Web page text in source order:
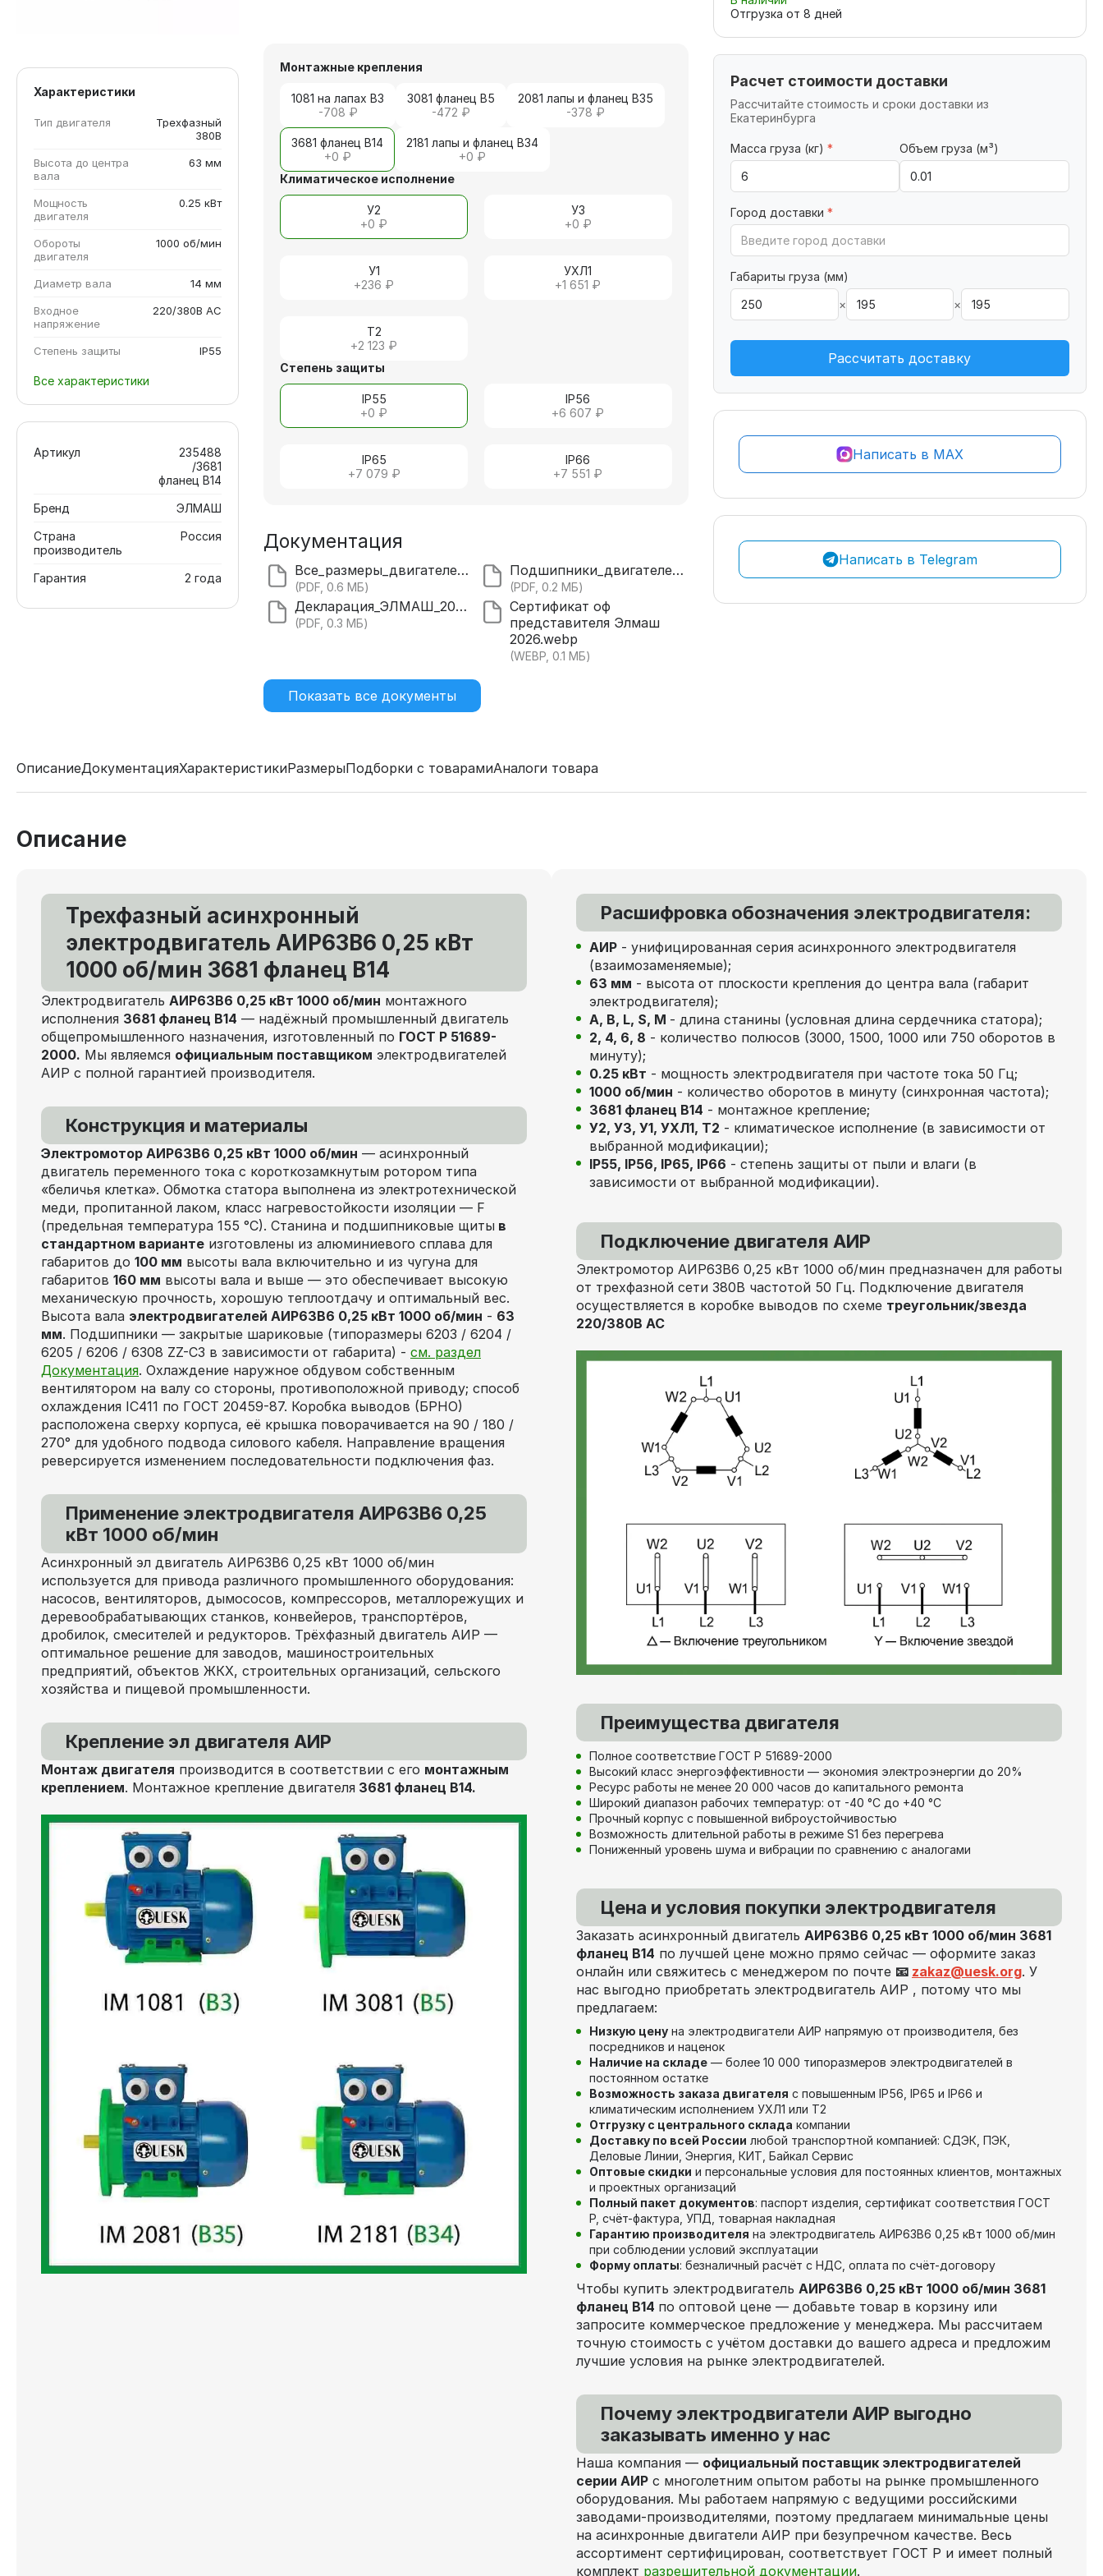
Характеристики
Тип двигателя
Трехфазный
380В
Высота до центра
вала
63 мм
Мощность
двигателя
0.25 кВт
Обороты
двигателя
1000 об/мин
Диаметр вала 14 мм
Входное
напряжение
220/380В AC
Степень защиты IP55
Все характеристики
Артикул
235488
/3681
фланец В14
Бренд
ЭЛМАШ
Страна
производитель
Россия
Гарантия 2 года
Монтажные крепления
1081 на лапах В3
-708 ₽
3081 фланец В5
-472 ₽
2081 лапы и фланец В35
-378 ₽
3681 фланец В14
+0 ₽
2181 лапы и фланец В34
+0 ₽
Климатическое исполнение
У2
+0 ₽
У3
+0 ₽
У1
+236 ₽
УХЛ1
+1 651 ₽
Т2
+2 123 ₽
Степень защиты
IP55
+0 ₽
IP56
+6 607 ₽
IP65
+7 079 ₽
IP66
+7 551 ₽
Документация
Все_размеры_двигателей_АИР.pdf
(PDF, 0.6 МБ)
Подшипники_двигателей_56_63.pdf
(PDF, 0.2 МБ)
Декларация_ЭЛМАШ_2028.pdf
(PDF, 0.3 МБ)
Сертификат оф
представителя Элмаш
2026.webp
(WEBP, 0.1 МБ)
Показать все документы
Отгрузка от 8 дней
Расчет стоимости доставки
Рассчитайте стоимость и сроки доставки из
Екатеринбурга
Масса груза (кг) * Объем груза (м³)
Город доставки *
Габариты груза (мм)
×
×
Рассчитать доставку
Написать в MAX
Написать в Telegram
ОписаниеДокументацияХарактеристикиРазмерыПодборки с товарамиАналоги товара
Описание
Трехфазный асинхронный
электродвигатель АИР63В6 0,25 кВт
1000 об/мин 3681 фланец В14
Электродвигатель АИР63В6 0,25 кВт 1000 об/мин монтажного
исполнения 3681 фланец В14 — надёжный промышленный двигатель
общепромышленного назначения, изготовленный по ГОСТ Р 51689-
2000. Мы являемся официальным поставщиком электродвигателей
АИР с полной гарантией производителя.
Конструкция и материалы
Электромотор АИР63В6 0,25 кВт 1000 об/мин — асинхронный
двигатель переменного тока с короткозамкнутым ротором типа
«беличья клетка». Обмотка статора выполнена из электротехнической
меди, пропитанной лаком, класс нагревостойкости изоляции — F
(предельная температура 155 °C). Станина и подшипниковые щиты в
стандартном варианте изготовлены из алюминиевого сплава для
габаритов до 100 мм высоты вала включительно и из чугуна для
габаритов 160 мм высоты вала и выше — это обеспечивает высокую
механическую прочность, хорошую теплоотдачу и оптимальный вес.
Высота вала электродвигателей АИР63В6 0,25 кВт 1000 об/мин - 63
мм. Подшипники — закрытые шариковые (типоразмеры 6203 / 6204 /
6205 / 6206 / 6308 ZZ-C3 в зависимости от габарита) - см. раздел
Документация. Охлаждение наружное обдувом собственным
вентилятором на валу со стороны, противоположной приводу; способ
охлаждения IC411 по ГОСТ 20459-87. Коробка выводов (БРНО)
расположена сверху корпуса, её крышка поворачивается на 90 / 180 /
270° для удобного подвода силового кабеля. Направление вращения
реверсируется изменением последовательности подключения фаз.
Применение электродвигателя АИР63В6 0,25
кВт 1000 об/мин
Асинхронный эл двигатель АИР63В6 0,25 кВт 1000 об/мин
используется для привода различного промышленного оборудования:
насосов, вентиляторов, дымососов, компрессоров, металлорежущих и
деревообрабатывающих станков, конвейеров, транспортёров,
дробилок, смесителей и редукторов. Трёхфазный двигатель АИР —
оптимальное решение для заводов, машиностроительных
предприятий, объектов ЖКХ, строительных организаций, сельского
хозяйства и пищевой промышленности.
Крепление эл двигателя АИР
Монтаж двигателя производится в соответствии с его монтажным
креплением. Монтажное крепление двигателя 3681 фланец В14.
Расшифровка обозначения электродвигателя:
АИР - унифицированная серия асинхронного электродвигателя
(взаимозаменяемые);
63 мм - высота от плоскости крепления до центра вала (габарит
электродвигателя);
А, В, L, S, М - длина станины (условная длина сердечника статора);
2, 4, 6, 8 - количество полюсов (3000, 1500, 1000 или 750 оборотов в
минуту);
0.25 кВт - мощность электродвигателя при частоте тока 50 Гц;
1000 об/мин - количество оборотов в минуту (синхронная частота);
3681 фланец В14 - монтажное крепление;
У2, У3, У1, УХЛ1, Т2 - климатическое исполнение (в зависимости от
выбранной модификации);
IP55, IP56, IP65, IP66 - степень защиты от пыли и влаги (в
зависимости от выбранной модификации).
Подключение двигателя АИР
Электромотор АИР63В6 0,25 кВт 1000 об/мин предназначен для работы
от трехфазной сети 380В частотой 50 Гц. Подключение двигателя
осуществляется в коробке выводов по схеме треугольник/звезда
220/380В AC
Преимущества двигателя
Полное соответствие ГОСТ Р 51689-2000
Высокий класс энергоэффективности — экономия электроэнергии до 20%
Ресурс работы не менее 20 000 часов до капитального ремонта
Широкий диапазон рабочих температур: от -40 °C до +40 °C
Прочный корпус с повышенной виброустойчивостью
Возможность длительной работы в режиме S1 без перегрева
Пониженный уровень шума и вибрации по сравнению с аналогами
Цена и условия покупки электродвигателя
Заказать асинхронный двигатель АИР63В6 0,25 кВт 1000 об/мин 3681
фланец В14 по лучшей цене можно прямо сейчас — оформите заказ
онлайн или свяжитесь с менеджером по почте 📧 zakaz@uesk.org. У
нас выгодно приобретать электродвигатель АИР , потому что мы
предлагаем:
Низкую цену на электродвигатели АИР напрямую от производителя, без
посредников и наценок
Наличие на складе — более 10 000 типоразмеров электродвигателей в
постоянном остатке
Возможность заказа двигателя с повышенным IP56, IP65 и IP66 и
климатическим исполнением УХЛ1 или Т2
Отгрузку с центрального склада компании
Доставку по всей России любой транспортной компанией: СДЭК, ПЭК,
Деловые Линии, Энергия, КИТ, Байкал Сервис
Оптовые скидки и персональные условия для постоянных клиентов, монтажных
и проектных организаций
Полный пакет документов: паспорт изделия, сертификат соответствия ГОСТ
Р, счёт-фактура, УПД, товарная накладная
Гарантию производителя на электродвигатель АИР63В6 0,25 кВт 1000 об/мин
при соблюдении условий эксплуатации
Форму оплаты: безналичный расчёт с НДС, оплата по счёт-договору
Чтобы купить электродвигатель АИР63В6 0,25 кВт 1000 об/мин 3681
фланец В14 по оптовой цене — добавьте товар в корзину или
запросите коммерческое предложение у менеджера. Мы рассчитаем
точную стоимость с учётом доставки до вашего адреса и предложим
лучшие условия на рынке электродвигателей.
Почему электродвигатели АИР выгодно
заказывать именно у нас
Наша компания — официальный поставщик электродвигателей
серии АИР с многолетним опытом работы на рынке промышленного
оборудования. Мы работаем напрямую с ведущими российскими
заводами-производителями, поэтому предлагаем минимальные цены
на асинхронные двигатели АИР при безупречном качестве. Весь
ассортимент сертифицирован, соответствует ГОСТ Р и имеет полный
комплект разрешительной документации.